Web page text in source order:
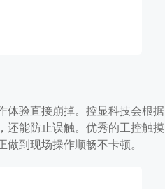
体验直接崩掉。控显科技会根据
还能防止误触。优秀的工控触摸
到现场操作顺畅不卡顿。